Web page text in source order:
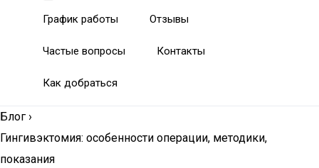
График работы Отзывы
Частые вопросы Контакты
Как добраться
Блог ›
Гингивэктомия: особенности операции, методики,
показания